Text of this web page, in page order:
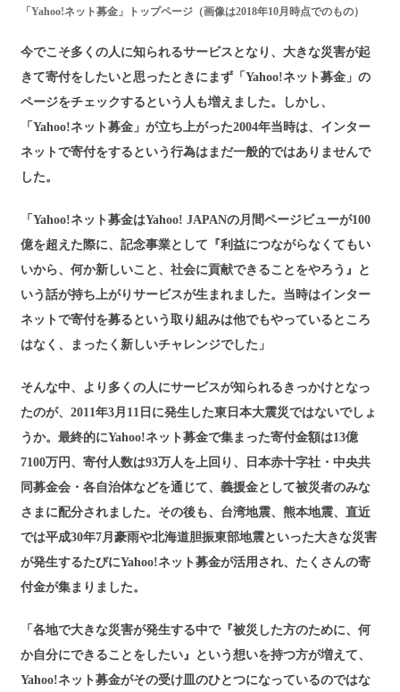
「Yahoo!ネット募金」トップページ（画像は2018年10月時点でのもの）
今でこそ多くの人に知られるサービスとなり、大きな災害が起
きて寄付をしたいと思ったときにまず「Yahoo!ネット募金」の
ページをチェックするという人も増えました。しかし、
「Yahoo!ネット募金」が立ち上がった2004年当時は、インター
ネットで寄付をするという行為はまだ一般的ではありませんで
した。
「Yahoo!ネット募金はYahoo! JAPANの月間ページビューが100
億を超えた際に、記念事業として『利益につながらなくてもい
いから、何か新しいこと、社会に貢献できることをやろう』と
いう話が持ち上がりサービスが生まれました。当時はインター
ネットで寄付を募るという取り組みは他でもやっているところ
はなく、まったく新しいチャレンジでした」
そんな中、より多くの人にサービスが知られるきっかけとなっ
たのが、2011年3月11日に発生した東日本大震災ではないでしょ
うか。最終的にYahoo!ネット募金で集まった寄付金額は13億
7100万円、寄付人数は93万人を上回り、日本赤十字社・中央共
同募金会・各自治体などを通じて、義援金として被災者のみな
さまに配分されました。その後も、台湾地震、熊本地震、直近
では平成30年7月豪雨や北海道胆振東部地震といった大きな災害
が発生するたびにYahoo!ネット募金が活用され、たくさんの寄
付金が集まりました。
「各地で大きな災害が発生する中で『被災した方のために、何
か自分にできることをしたい』という想いを持つ方が増えて、
Yahoo!ネット募金がその受け皿のひとつになっているのではな